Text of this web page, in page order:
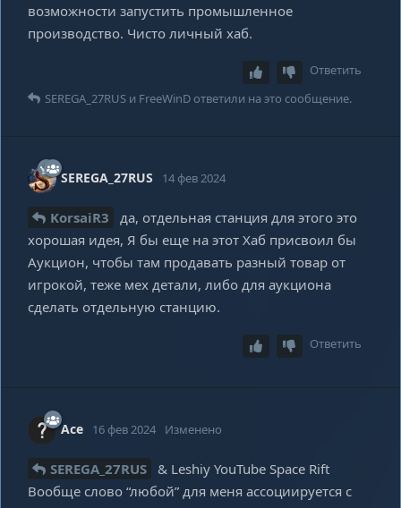
возможности запустить промышленное
производство. Чисто личный хаб.
Ответить
SEREGA_27RUS и FreeWinD ответили на это сообщение.
SEREGA_27RUS 14 фев 2024
KorsaiR3
да, отдельная станция для этого это
хорошая идея, Я бы еще на этот Хаб присвоил бы
Аукцион, чтобы там продавать разный товар от
игрокой, теже мех детали, либо для аукциона
сделать отдельную станцию.
Ответить
Ace 16 фев 2024 Изменено
SEREGA_27RUS & Leshiy YouTube Space Rift
Вообще слово “любой” для меня ассоциируется с